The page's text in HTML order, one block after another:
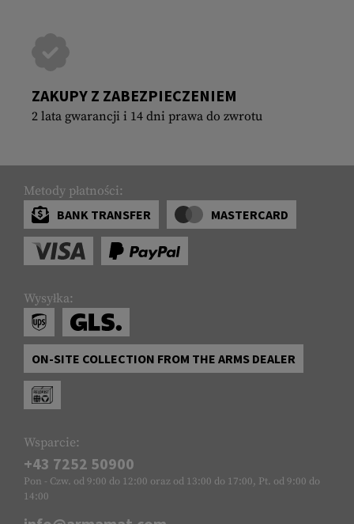
ZAKUPY Z ZABEZPIECZENIEM
2 lata gwarancji i 14 dni prawa do zwrotu
Metody płatności:
BANK TRANSFER
MASTERCARD
Wysyłka:
ON-SITE COLLECTION FROM THE ARMS DEALER
Wsparcie:
+43 7252 50900
Pon - Czw. od 9:00 do 12:00 oraz od 13:00 do 17:00, Pt. od 9:00 do
14:00